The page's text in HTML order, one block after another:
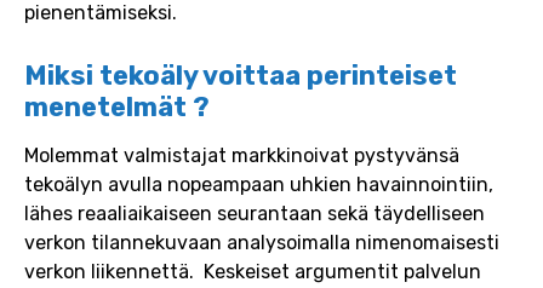
pienentämiseksi.
Miksi tekoäly voittaa perinteiset
menetelmät ?
Molemmat valmistajat markkinoivat pystyvänsä
tekoälyn avulla nopeampaan uhkien havainnointiin,
lähes reaaliaikaiseen seurantaan sekä täydelliseen
verkon tilannekuvaan analysoimalla nimenomaisesti
verkon liikennettä. Keskeiset argumentit palvelun